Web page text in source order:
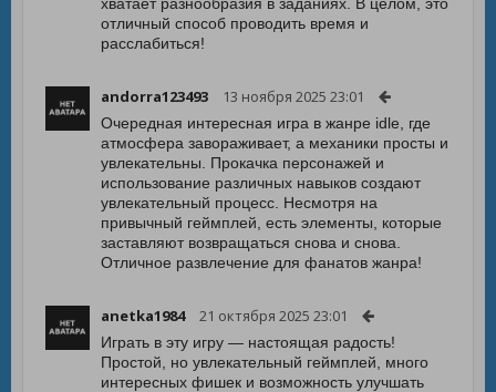
отличный способ проводить время и
расслабиться!
andorra123493 13 ноября 2025 23:01
Очередная интересная игра в жанре idle, где
атмосфера завораживает, а механики просты и
увлекательны. Прокачка персонажей и
использование различных навыков создают
увлекательный процесс. Несмотря на
привычный геймплей, есть элементы, которые
заставляют возвращаться снова и снова.
Отличное развлечение для фанатов жанра!
anetka1984 21 октября 2025 23:01
Играть в эту игру — настоящая радость!
Простой, но увлекательный геймплей, много
интересных фишек и возможность улучшать